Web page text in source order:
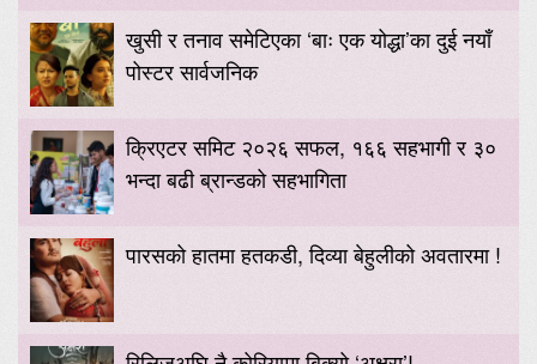
खुसी र तनाव समेटिएका ‘बाः एक योद्धा’का दुई नयाँ
पोस्टर सार्वजनिक
क्रिएटर समिट २०२६ सफल, १६६ सहभागी र ३०
भन्दा बढी ब्रान्डको सहभागिता
पारसको हातमा हतकडी, दिव्या बेहुलीको अवतारमा !